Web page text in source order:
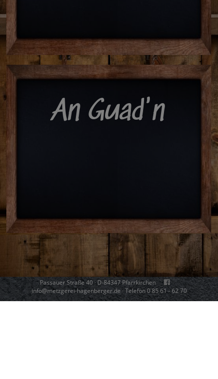
An Guad'n
Passauer Straße 40 · D-84347 Pfarrkirchen
info@metzgerei-hagenberger.de · Telefon 0 85 61 - 62 70